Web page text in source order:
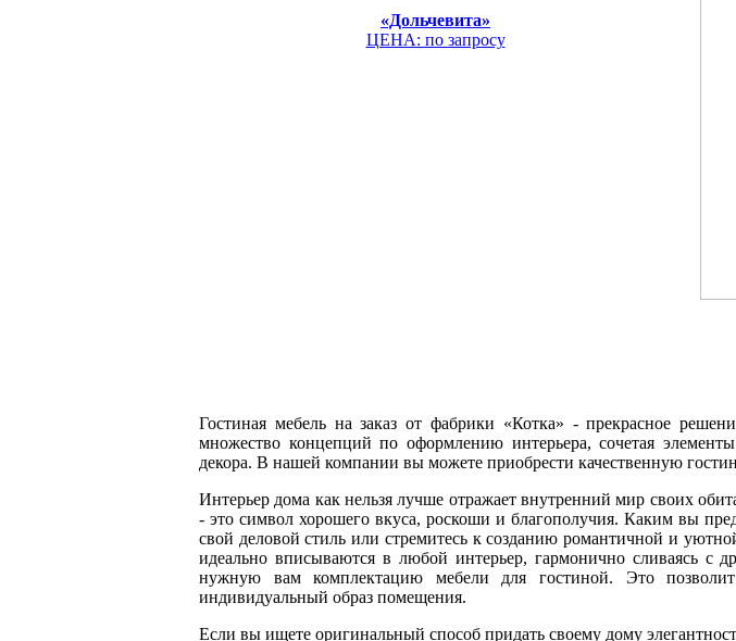
«Дольчевита»
ЦЕНА: по запросу
Гостиная мебель на заказ от фабрики «Котка» - прекрасное
множество концепций по оформлению интерьера, сочетая
декора. В нашей компании вы можете приобрести качественную
Интерьер дома как нельзя лучше отражает внутренний мир своих
- это символ хорошего вкуса, роскоши и благополучия. Каким вы
свой деловой стиль или стремитесь к созданию романтичной и
идеально вписываются в любой интерьер, гармонично сливаясь с
нужную вам комплектацию мебели для гостиной. Это
индивидуальный образ помещения.
Если вы ищете оригинальный способ придать своему дому